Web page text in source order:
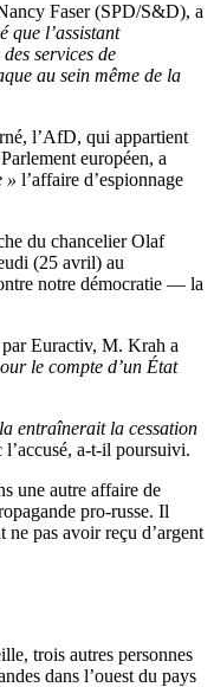
Faser (SPD/S&D), a
que l’assistant
services de
au sein même de la
l’AfD, qui appartient
européen, a
» l’affaire d’espionnage
du chancelier Olaf
(25 avril) au
notre démocratie — la
Euractiv, M. Krah a
le compte d’un État
entraînerait la cessation
l’accusé, a-t-il poursuivi.
une autre affaire de
pro-russe. Il
ne pas avoir reçu d’argent
trois autres personnes
dans l’ouest du pays